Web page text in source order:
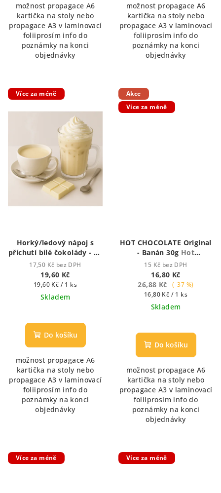
možnost propagace A6
kartička na stoly nebo
propagace A3 v laminovací
foliiprosím info do
poznámky na konci
objednávky
možnost propagace A6
kartička na stoly nebo
propagace A3 v laminovací
foliiprosím info do
poznámky na konci
objednávky
Více za méně
Horký/ledový nápoj s
příchutí bílé čokolády - 25
zalévací vodou či
mlékem
17,50 Kč bez DPH
19,60 Kč
Měrná
cena:
19,60 Kč / 1 ks
Skladem
hodnocení
produktu
z
5
hvězdiček.
Do košíku
možnost propagace A6
kartička na stoly nebo
propagace A3 v laminovací
foliiprosím info do
poznámky na konci
objednávky
Akce
Více za méně
HOT CHOCOLATE Original
- Banán 30g Hot
Chocolate - Houstnoucí
krémová čokoláda
15 Kč bez DPH
16,80 Kč
26,88 Kč
(–37 %)
Měrná
cena:
16,80 Kč / 1 ks
Skladem
hodnocení
produktu
z
5
hvězdiček.
Do košíku
možnost propagace A6
kartička na stoly nebo
propagace A3 v laminovací
foliiprosím info do
poznámky na konci
objednávky
Více za méně Více za méně